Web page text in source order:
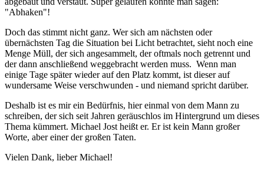
"Abhaken"!
Doch das stimmt nicht ganz. Wer sich am nächsten oder
übernächsten Tag die Situation bei Licht betrachtet, sieht noch eine
Menge Müll, der sich angesammelt, der oftmals noch getrennt und
der dann anschließend weggebracht werden muss. Wenn man
einige Tage später wieder auf den Platz kommt, ist dieser auf
wundersame Weise verschwunden - und niemand spricht darüber.
Deshalb ist es mir ein Bedürfnis, hier einmal von dem Mann zu
schreiben, der sich seit Jahren geräuschlos im Hintergrund um dieses
Thema kümmert. Michael Jost heißt er. Er ist kein Mann großer
Worte, aber einer der großen Taten.
Vielen Dank, lieber Michael!